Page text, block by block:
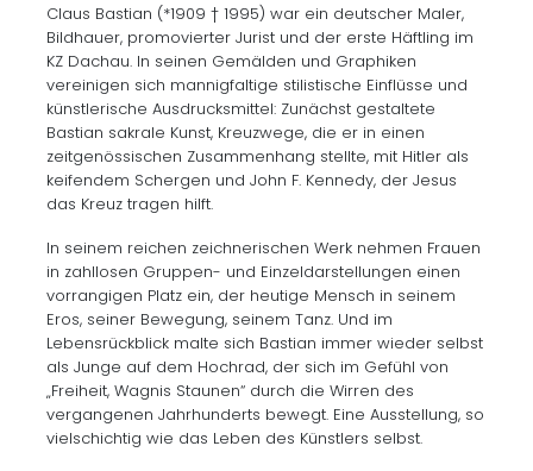
Claus Bastian (*1909 † 1995) war ein deutscher Maler,
Bildhauer, promovierter Jurist und der erste Häftling im
KZ Dachau. In seinen Gemälden und Graphiken
vereinigen sich mannigfaltige stilistische Einflüsse und
künstlerische Ausdrucksmittel: Zunächst gestaltete
Bastian sakrale Kunst, Kreuzwege, die er in einen
zeitgenössischen Zusammenhang stellte, mit Hitler als
keifendem Schergen und John F. Kennedy, der Jesus
das Kreuz tragen hilft.
In seinem reichen zeichnerischen Werk nehmen Frauen
in zahllosen Gruppen- und Einzeldarstellungen einen
vorrangigen Platz ein, der heutige Mensch in seinem
Eros, seiner Bewegung, seinem Tanz. Und im
Lebensrückblick malte sich Bastian immer wieder selbst
als Junge auf dem Hochrad, der sich im Gefühl von
„Freiheit, Wagnis Staunen“ durch die Wirren des
vergangenen Jahrhunderts bewegt. Eine Ausstellung, so
vielschichtig wie das Leben des Künstlers selbst.